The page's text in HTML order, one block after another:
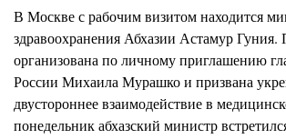
В Москве с рабочим визитом находится
здравоохранения Абхазии Астамур Гуния.
организована по личному приглашению
России Михаила Мурашко и призвана
двустороннее взаимодействие в
понедельник абхазский министр